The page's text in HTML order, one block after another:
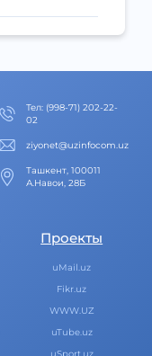
Тел: (998-71) 202-22-
02
ziyonet@uzinfocom.uz
Ташкент, 100011
А.Навои, 28Б
Проекты
uMail.uz
Fikr.uz
WWW.UZ
uTube.uz
uSport.uz